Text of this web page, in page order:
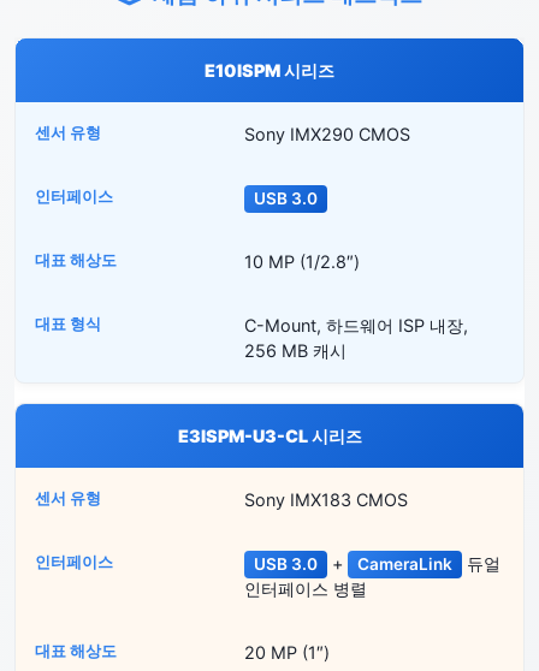
E10ISPM 시리즈
Sony IMX290 CMOS
USB 3.0
10 MP (1/2.8″)
C-Mount, 하드웨어 ISP 내장,
256 MB 캐시
E3ISPM-U3-CL 시리즈
Sony IMX183 CMOS
USB 3.0 + CameraLink
듀얼
인터페이스 병렬
20 MP (1″)